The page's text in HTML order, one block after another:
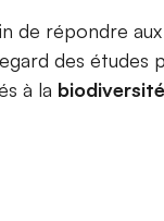
de répondre
des études
à la biodiversité